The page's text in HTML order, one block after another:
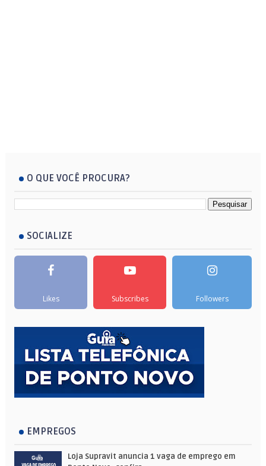
O QUE VOCÊ PROCURA?
SOCIALIZE
Likes Subscribes Followers
EMPREGOS
Loja Supravit anuncia 1 vaga de emprego em